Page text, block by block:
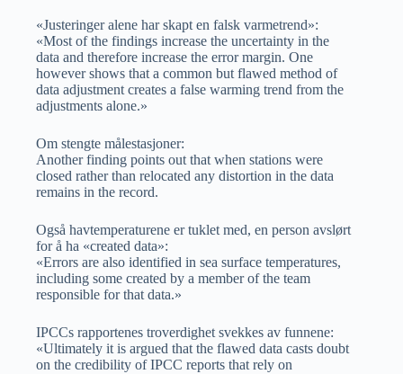
«Justeringer alene har skapt en falsk varmetrend»:
«Most of the findings increase the uncertainty in the
data and therefore increase the error margin. One
however shows that a common but flawed method of
data adjustment creates a false warming trend from the
adjustments alone.»
Om stengte målestasjoner:
Another finding points out that when stations were
closed rather than relocated any distortion in the data
remains in the record.
Også havtemperaturene er tuklet med, en person avslørt
for å ha «created data»:
«Errors are also identified in sea surface temperatures,
including some created by a member of the team
responsible for that data.»
IPCCs rapportenes troverdighet svekkes av funnene:
«Ultimately it is argued that the flawed data casts doubt
on the credibility of IPCC reports that rely on